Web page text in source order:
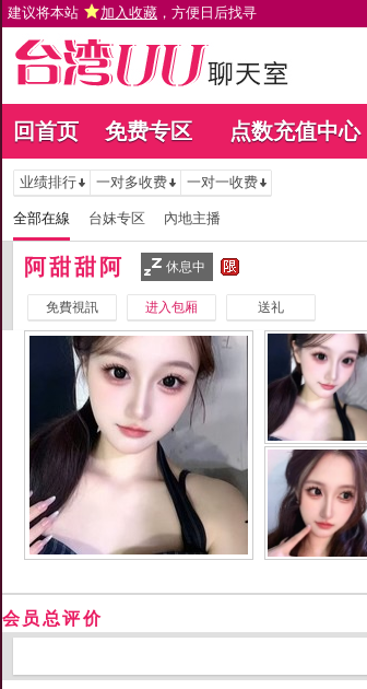
建议将本站 加入收藏 ，方便日后找寻
回首页 免费专区 点数充值中心
业绩排行 一对多收费 一对一收费
全部在線 台妹专区 內地主播
阿甜甜阿 休息中
免費視訊 进入包厢 送礼
会员总评价